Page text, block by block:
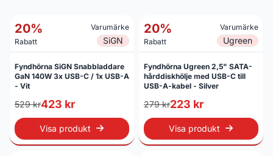
20%
Rabatt
Varumärke
SiGN
Fyndhörna SiGN Snabbladdare
GaN 140W 3x USB-C / 1x USB-A
- Vit
529 kr423 kr
Visa produkt
20%
Rabatt
Varumärke
Ugreen
Fyndhörna Ugreen 2,5" SATA-
hårddiskhölje med USB-C till
USB-A-kabel - Silver
279 kr223 kr
Visa produkt